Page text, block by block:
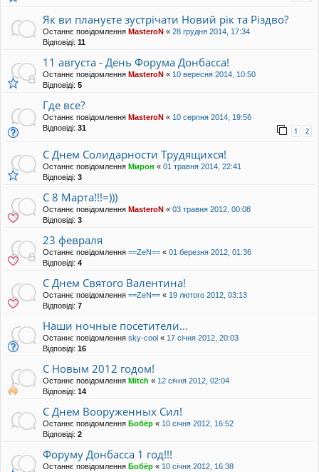
Як ви плануєте зустрічати Новий рік та Різдво?
Останнє повідомлення MasteroN « 28 грудня 2014, 17:34
Відповіді: 11
11 августа - День Форума Донбасса!
Останнє повідомлення MasteroN « 10 вересня 2014, 10:50
Відповіді: 5
Где все?
Останнє повідомлення MasteroN « 10 серпня 2014, 19:56
Відповіді: 31 1 2
С Днем Солидарности Трудящихся!
Останнє повідомлення Мирон « 01 травня 2014, 22:41
Відповіді: 3
С 8 Марта!!!=)))
Останнє повідомлення MasteroN « 03 травня 2012, 00:08
Відповіді: 3
23 февраля
Останнє повідомлення ==ZeN== « 01 березня 2012, 01:36
Відповіді: 4
С Днем Святого Валентина!
Останнє повідомлення ==ZeN== « 19 лютого 2012, 03:13
Відповіді: 7
Наши ночные посетители...
Останнє повідомлення sky-cool « 17 січня 2012, 20:03
Відповіді: 16
C Новым 2012 годом!
Останнє повідомлення Mitch « 12 січня 2012, 02:04
Відповіді: 14
С Днем Вооруженных Сил!
Останнє повідомлення Бобёр « 10 січня 2012, 16:52
Відповіді: 2
Форуму Донбасса 1 год!!!
Останнє повідомлення Бобёр « 10 січня 2012, 16:38